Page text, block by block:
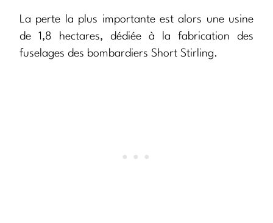
La perte la plus importante est alors une usine
de 1,8 hectares, dédiée à la fabrication des
fuselages des bombardiers Short Stirling.